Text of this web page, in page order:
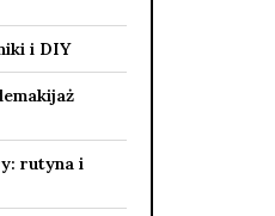
i DIY
rutyna i